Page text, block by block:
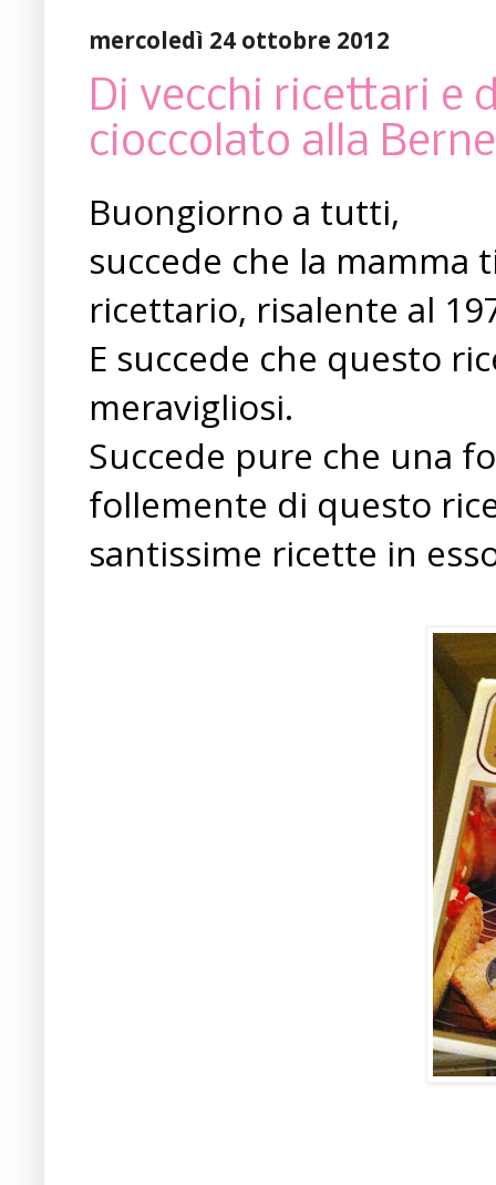
mercoledì 24 ottobre 2012
Di vecchi ricettari e
cioccolato alla
Buongiorno a tutti,
succede che la
ricettario, risalente al
E succede che questo
meravigliosi.
Succede pure che una
follemente di questo
santissime ricette in